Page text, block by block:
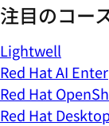
注目のコー
Lightwell
Red Hat AI
Red Hat
Red Hat